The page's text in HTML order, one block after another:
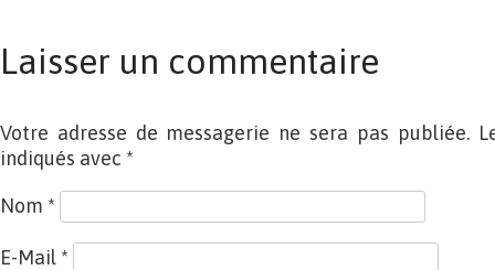
Laisser un commentaire
Votre adresse de messagerie ne sera pas publiée.
indiqués avec *
Nom *
E-Mail *